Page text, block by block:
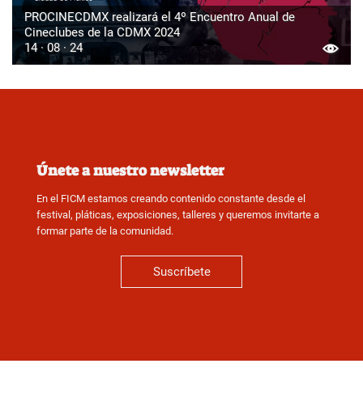
PROCINECDMX realizará el 4º Encuentro Anual de
Cineclubes de la CDMX 2024
14 · 08 · 24
Únete a nuestro newsletter
En el FICM estamos creando contenido constante desde el
festival, pláticas, exposiciones, talleres y queremos invitarte a
formar parte de la comunidad.
Suscríbete